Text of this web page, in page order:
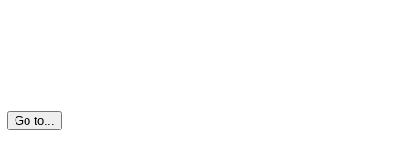
Go to...